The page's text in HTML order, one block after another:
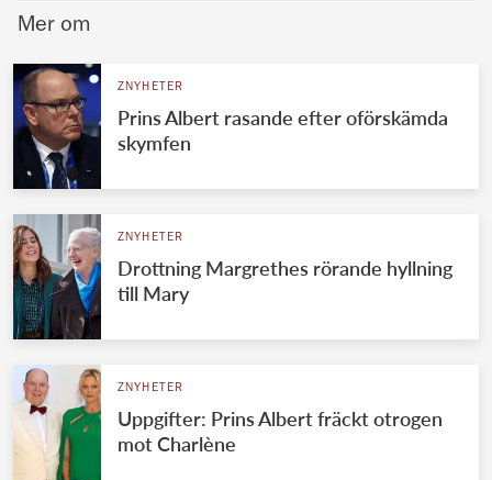
Mer om
ZNYHETER
Prins Albert rasande efter oförskämda
skymfen
ZNYHETER
Drottning Margrethes rörande hyllning
till Mary
ZNYHETER
Uppgifter: Prins Albert fräckt otrogen
mot Charlène